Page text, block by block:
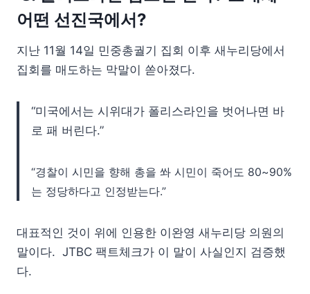
어떤 선진국에서?
지난 11월 14일 민중총궐기 집회 이후 새누리당에서
집회를 매도하는 막말이 쏟아졌다.
“미국에서는 시위대가 폴리스라인을 벗어나면 바
로 패 버린다.”
“경찰이 시민을 향해 총을 쏴 시민이 죽어도 80~90%
는 정당하다고 인정받는다.”
대표적인 것이 위에 인용한 이완영 새누리당 의원의
말이다. JTBC 팩트체크가 이 말이 사실인지 검증했
다.